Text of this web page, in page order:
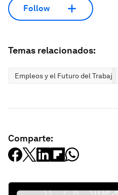
Follow
Temas relacionados:
Empleos y el Futuro del Trabajo
Comparte: